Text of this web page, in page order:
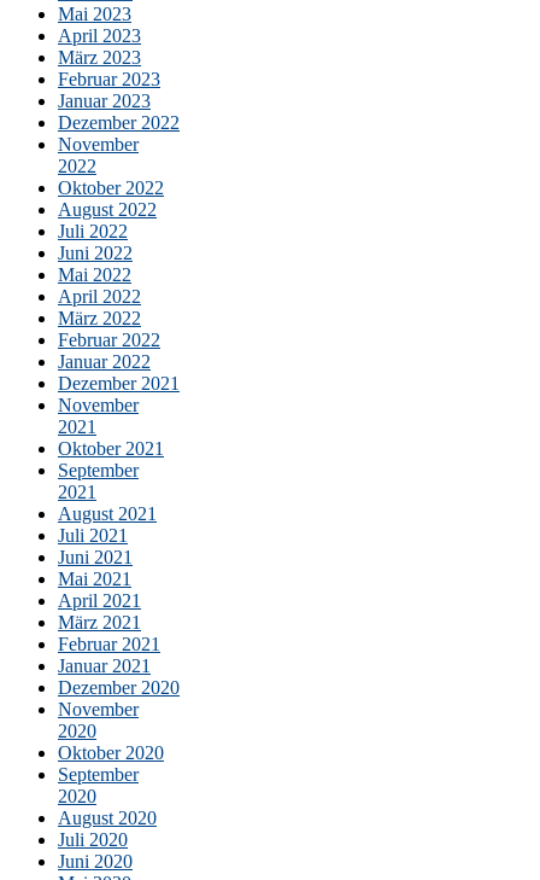
Mai 2023
April 2023
März 2023
Februar 2023
Januar 2023
Dezember 2022
November
2022
Oktober 2022
August 2022
Juli 2022
Juni 2022
Mai 2022
April 2022
März 2022
Februar 2022
Januar 2022
Dezember 2021
November
2021
Oktober 2021
September
2021
August 2021
Juli 2021
Juni 2021
Mai 2021
April 2021
März 2021
Februar 2021
Januar 2021
Dezember 2020
November
2020
Oktober 2020
September
2020
August 2020
Juli 2020
Juni 2020